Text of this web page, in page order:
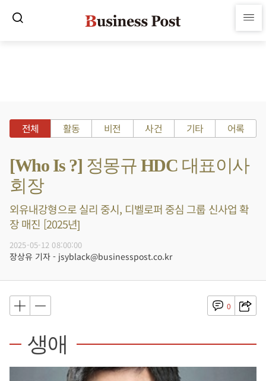
전체 활동 비전 사건 기타 어록
[Who Is ?] 정몽규 HDC 대표이사
회장
외유내강형으로 실리 중시, 디벨로퍼 중심 그룹 신사업 확
장 매진 [2025년]
2025-05-12 08:00:00
장상유 기자 - jsyblack@businesspost.co.kr
0
생애